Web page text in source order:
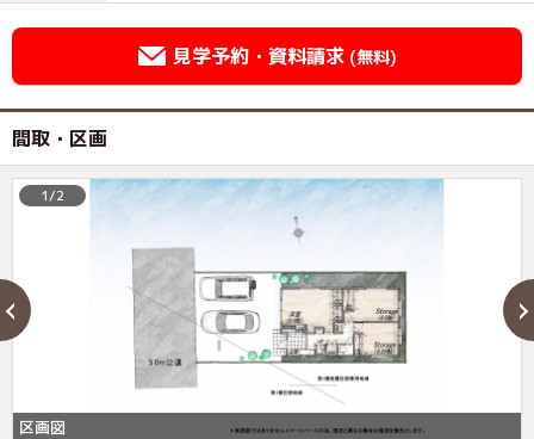
見学予約・資料請求 (無料)
間取・区画
区画図
1/2